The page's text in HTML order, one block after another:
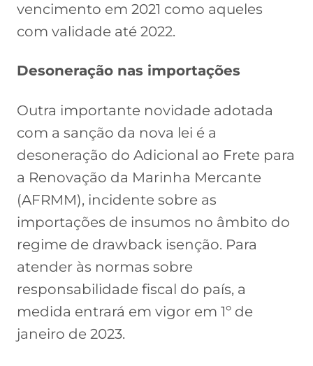
vencimento em 2021 como aqueles
com validade até 2022.
Desoneração nas importações
Outra importante novidade adotada
com a sanção da nova lei é a
desoneração do Adicional ao Frete para
a Renovação da Marinha Mercante
(AFRMM), incidente sobre as
importações de insumos no âmbito do
regime de drawback isenção. Para
atender às normas sobre
responsabilidade fiscal do país, a
medida entrará em vigor em 1º de
janeiro de 2023.